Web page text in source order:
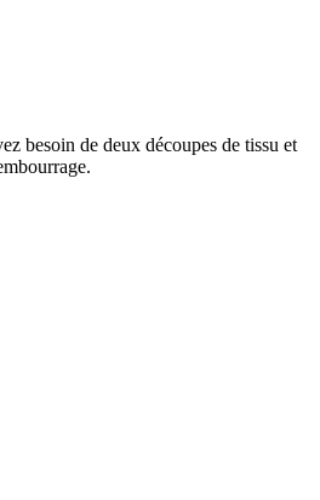
besoin de deux découpes de tissu et